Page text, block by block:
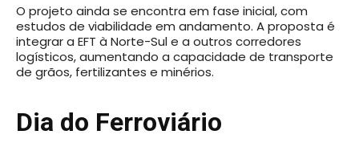
O projeto ainda se encontra em fase inicial, com
estudos de viabilidade em andamento. A proposta é
integrar a EFT à Norte-Sul e a outros corredores
logísticos, aumentando a capacidade de transporte
de grãos, fertilizantes e minérios.
Dia do Ferroviário